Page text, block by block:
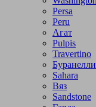
Persa
Peru
Агат
Pulpis
Travertino
Буранелли
Sahara
Вяз
Sandstone